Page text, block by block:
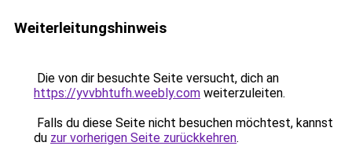
Weiterleitungshinweis
Die von dir besuchte Seite versucht, dich an
https://yvvbhtufh.weebly.com weiterzuleiten.
Falls du diese Seite nicht besuchen möchtest, kannst
du zur vorherigen Seite zurückkehren.